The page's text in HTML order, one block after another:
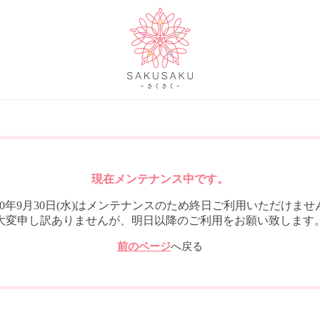
現在メンテナンス中です。
年9月30日(水)はメンテナンスのため終日ご利用いただけませ
変申し訳ありませんが、明日以降のご利用をお願い致します
前のページへ戻る